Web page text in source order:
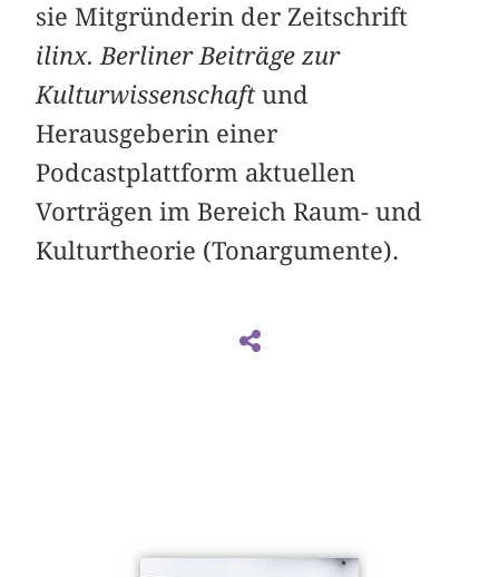
sie Mitgründerin der Zeitschrift
ilinx. Berliner Beiträge zur
Kulturwissenschaft und
Herausgeberin einer
Podcastplattform aktuellen
Vorträgen im Bereich Raum- und
Kulturtheorie (Tonargumente).